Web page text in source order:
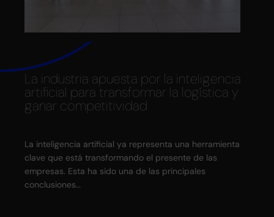
La industria apuesta por la inteligencia
artificial para transformar la logística y
ganar competitividad
La inteligencia artificial ya representa una herramienta
clave que está transformando el presente de las
empresas. Esta ha sido una de las principales
conclusiones…